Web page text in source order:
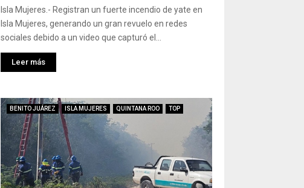
Isla Mujeres.- Registran un fuerte incendio de yate en
Isla Mujeres, generando un gran revuelo en redes
sociales debido a un video que capturó el...
Leer más
BENITO JUÁREZ ISLA MUJERES QUINTANA ROO TOP